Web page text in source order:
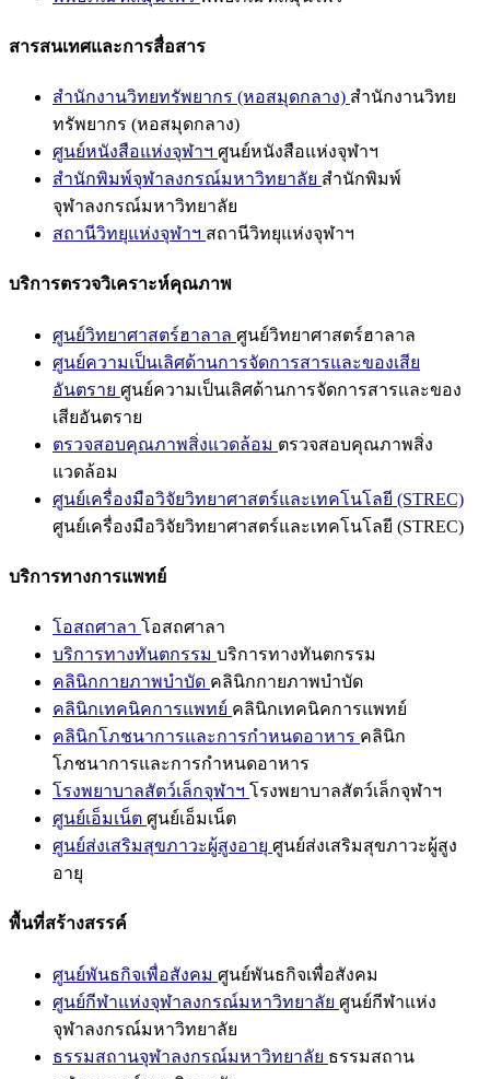
สารสนเทศและการสื่อสาร
สำนักงานวิทยทรัพยากร (หอสมุดกลาง) สำนักงานวิทย
ทรัพยากร (หอสมุดกลาง)
ศูนย์หนังสือแห่งจุฬาฯ ศูนย์หนังสือแห่งจุฬาฯ
สำนักพิมพ์จุฬาลงกรณ์มหาวิทยาลัย สำนักพิมพ์
จุฬาลงกรณ์มหาวิทยาลัย
สถานีวิทยุแห่งจุฬาฯ สถานีวิทยุแห่งจุฬาฯ
บริการตรวจวิเคราะห์คุณภาพ
ศูนย์วิทยาศาสตร์ฮาลาล ศูนย์วิทยาศาสตร์ฮาลาล
ศูนย์ความเป็นเลิศด้านการจัดการสารและของเสีย
อันตราย ศูนย์ความเป็นเลิศด้านการจัดการสารและของ
เสียอันตราย
ตรวจสอบคุณภาพสิ่งแวดล้อม ตรวจสอบคุณภาพสิ่ง
แวดล้อม
ศูนย์เครื่องมือวิจัยวิทยาศาสตร์และเทคโนโลยี (STREC)
ศูนย์เครื่องมือวิจัยวิทยาศาสตร์และเทคโนโลยี (STREC)
บริการทางการแพทย์
โอสถศาลา โอสถศาลา
บริการทางทันตกรรม บริการทางทันตกรรม
คลินิกกายภาพบำบัด คลินิกกายภาพบำบัด
คลินิกเทคนิคการแพทย์ คลินิกเทคนิคการแพทย์
คลินิกโภชนาการและการกำหนดอาหาร คลินิก
โภชนาการและการกำหนดอาหาร
โรงพยาบาลสัตว์เล็กจุฬาฯ โรงพยาบาลสัตว์เล็กจุฬาฯ
ศูนย์เอ็มเน็ต ศูนย์เอ็มเน็ต
ศูนย์ส่งเสริมสุขภาวะผู้สูงอายุ ศูนย์ส่งเสริมสุขภาวะผู้สูง
อายุ
พื้นที่สร้างสรรค์
ศูนย์พันธกิจเพื่อสังคม ศูนย์พันธกิจเพื่อสังคม
ศูนย์กีฬาแห่งจุฬาลงกรณ์มหาวิทยาลัย ศูนย์กีฬาแห่ง
จุฬาลงกรณ์มหาวิทยาลัย
ธรรมสถานจุฬาลงกรณ์มหาวิทยาลัย ธรรมสถาน